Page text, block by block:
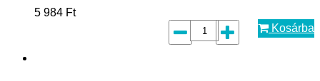
5 984 Ft
Kosárba